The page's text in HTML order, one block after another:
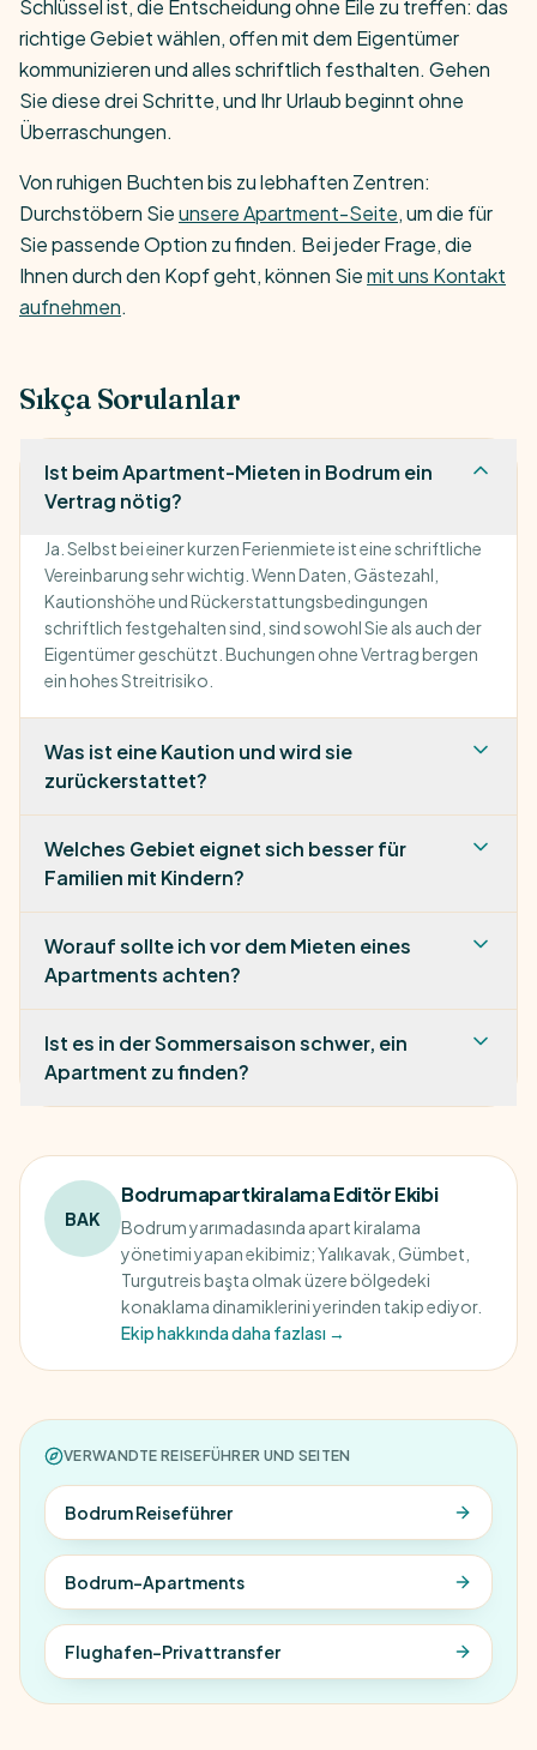
Schlüssel ist, die Entscheidung ohne Eile zu treffen: das
richtige Gebiet wählen, offen mit dem Eigentümer
kommunizieren und alles schriftlich festhalten. Gehen
Sie diese drei Schritte, und Ihr Urlaub beginnt ohne
Überraschungen.
Von ruhigen Buchten bis zu lebhaften Zentren:
Durchstöbern Sieunsere Apartment-Seite, um die für
Sie passende Option zu finden. Bei jeder Frage, die
Ihnen durch den Kopf geht, können Siemit uns Kontakt
aufnehmen.
Sıkça Sorulanlar
Ist beim Apartment-Mieten in Bodrum ein
Vertrag nötig?
Ja. Selbst bei einer kurzen Ferienmiete ist eine schriftliche
Vereinbarung sehr wichtig. Wenn Daten, Gästezahl,
Kautionshöhe und Rückerstattungsbedingungen
schriftlich festgehalten sind, sind sowohl Sie als auch der
Eigentümer geschützt. Buchungen ohne Vertrag bergen
ein hohes Streitrisiko.
Was ist eine Kaution und wird sie
zurückerstattet?
Welches Gebiet eignet sich besser für
Familien mit Kindern?
Worauf sollte ich vor dem Mieten eines
Apartments achten?
Ist es in der Sommersaison schwer, ein
Apartment zu finden?
BAK
Bodrumapartkiralama Editör Ekibi
Bodrum yarımadasında apart kiralama
yönetimi yapan ekibimiz; Yalıkavak, Gümbet,
Turgutreis başta olmak üzere bölgedeki
konaklama dinamiklerini yerinden takip ediyor.
Ekip hakkında daha fazlası →
VERWANDTE REISEFÜHRER UND SEITEN
Bodrum Reiseführer
Bodrum-Apartments
Flughafen-Privattransfer